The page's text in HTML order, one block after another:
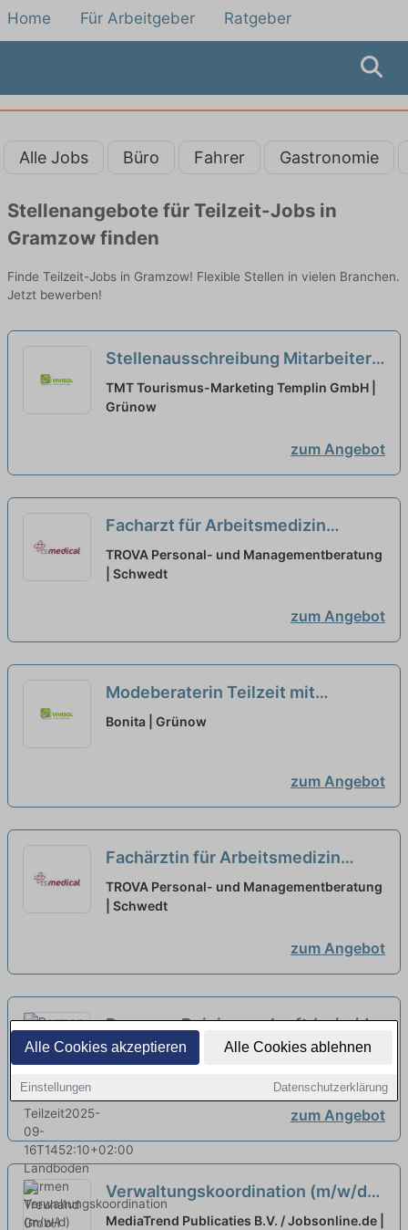
Alle Cookies akzeptieren Alle Cookies ablehnen
Einstellungen Datenschutzerklärung
Home Für Arbeitgeber Ratgeber
Alle Jobs Büro Fahrer Gastronomie
Stellenangebote für Teilzeit-Jobs in
Gramzow finden
Finde Teilzeit-Jobs in Gramzow! Flexible Stellen in vielen Branchen.
Jetzt bewerben!
Stellenausschreibung Mitarbeiter
Wirtschaftshof für die
Grünanlagenpflege (m/w/d) in
TMT Tourismus-Marketing Templin GmbH |
Grünow
zum Angebot
Facharzt für Arbeitsmedizin
(m/w/d) Schwedt - Teilzeit oder
Vollzeit
TROVA Personal- und Managementberatung
| Schwedt
zum Angebot
Modeberaterin Teilzeit mit
Sonderaufgaben (m/w/d) Solingen
Bonita | Grünow
zum Angebot
Fachärztin für Arbeitsmedizin
(m/w/d) Schwedt - Teilzeit oder
Vollzeit
TROVA Personal- und Managementberatung
| Schwedt
zum Angebot
Parmen - Reinigungskraft (m/w/d)
in Voll- oder Teilzeit2025-09-
Landboden Parmen Treuhand GmbH |
zum Angebot
Verwaltungskoordination (m/w/d)
Pfarrei St. Lukas in Teilzeit in
MediaTrend Publicaties B.V. / Jobsonline.de |